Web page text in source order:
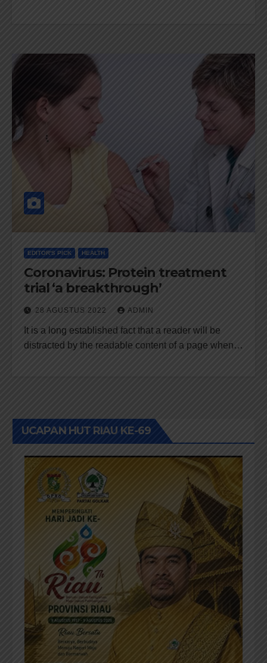
EDITOR'S PICK HEALTH
Coronavirus: Protein treatment
trial ‘a breakthrough’
28 AGUSTUS 2022 ADMIN
It is a long established fact that a reader will be
distracted by the readable content of a page when…
UCAPAN HUT RIAU KE-69